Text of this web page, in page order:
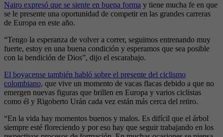
Nairo expresó que se siente en buena forma y tiene mucha fe en que
se le presente una oportunidad de competir en las grandes carreras
de Europa en este año.
“Tengo la esperanza de volver a correr, seguimos entrenando muy
fuerte, estoy en una buena condición y esperamos que sea posible
con la bendición de Dios”, dijo el escarabajo.
El boyacense también habló sobre el presente del ciclismo
colombiano, que vive un momento de vacas flacas debido a que no
emergen nuevas figuras que brillen en Europa y varios ciclistas
como él y Rigoberto Urán cada vez están más cerca del retiro.
“En la vida hay momentos buenos y malos. Es difícil que el árbol
siempre esté floreciendo y por eso hay que seguir trabajando en los